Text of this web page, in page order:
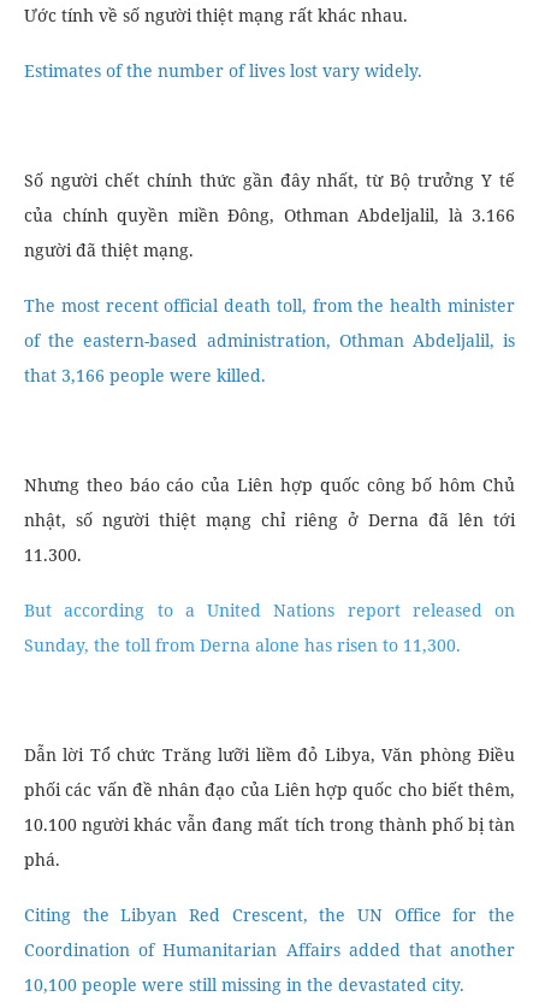
Ước tính về số người thiệt mạng rất khác nhau.
Estimates of the number of lives lost vary widely.
Số người chết chính thức gần đây nhất, từ Bộ trưởng Y tế
của chính quyền miền Đông, Othman Abdeljalil, là 3.166
người đã thiệt mạng.
The most recent official death toll, from the health minister
of the eastern-based administration, Othman Abdeljalil, is
that 3,166 people were killed.
Nhưng theo báo cáo của Liên hợp quốc công bố hôm Chủ
nhật, số người thiệt mạng chỉ riêng ở Derna đã lên tới
11.300.
But according to a United Nations report released on
Sunday, the toll from Derna alone has risen to 11,300.
Dẫn lời Tổ chức Trăng lưỡi liềm đỏ Libya, Văn phòng Điều
phối các vấn đề nhân đạo của Liên hợp quốc cho biết thêm,
10.100 người khác vẫn đang mất tích trong thành phố bị tàn
phá.
Citing the Libyan Red Crescent, the UN Office for the
Coordination of Humanitarian Affairs added that another
10,100 people were still missing in the devastated city.